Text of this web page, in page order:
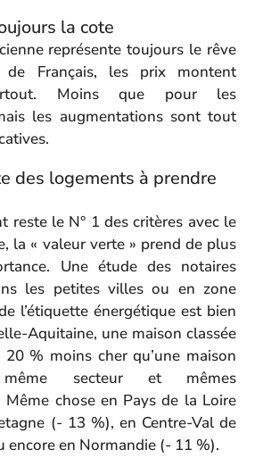
la cote
représente toujours le rêve
de Français, les prix montent
Moins que pour les
les augmentations sont tout
des logements à prendre
reste le N° 1 des critères avec le
la « valeur verte » prend de plus
Une étude des notaires
les petites villes ou en zone
l’étiquette énergétique est bien
Aquitaine, une maison classée
% moins cher qu’une maison
secteur et mêmes
Même chose en Pays de la Loire
(- 13 %), en Centre-Val de
encore en Normandie (- 11 %).